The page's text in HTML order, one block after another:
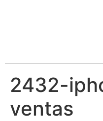
2432-
ventas